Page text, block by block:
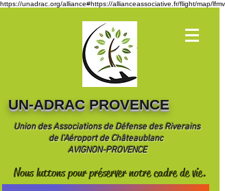
https://unadrac.org/alliance#https://allianceassociative.fr/flight/map/lfmv
UN-ADRAC PROVENCE
Union des Associations de Défense des Riverains
de l'Aéroport de Châteaublanc
AVIGNON-PROVENCE
Nous luttons pour préserver notre cadre de vie.